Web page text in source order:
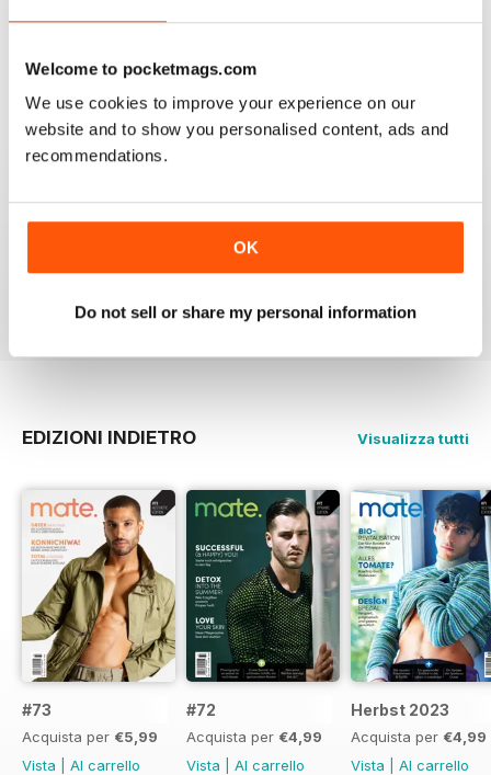
Welcome to pocketmags.com
We use cookies to improve your experience on our
website and to show you personalised content, ads and
recommendations.
OK
Do not sell or share my personal information
ALWAYS INTERESTING
IDEAL FOR GERMAN SPEAKERS
A German take on the gay experience that can be
enjoyed by non German speakers too
EDIZIONI INDIETRO Visualizza tutti
#73
Acquista per €5,99
Vista
Al carrello
#72
Acquista per €4,99
Vista
Al carrello
Herbst 2023
Acquista per €4,99
Vista
Al carrello